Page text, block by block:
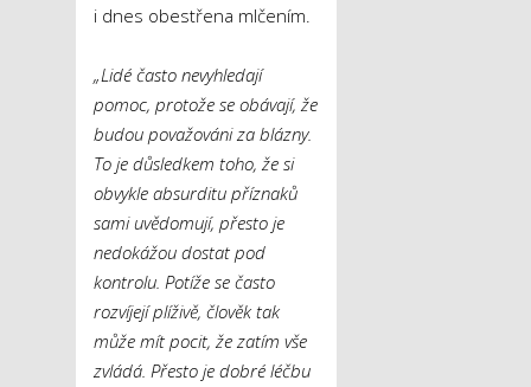
i dnes obestřena mlčením.
„Lidé často nevyhledají
pomoc, protože se obávají, že
budou považováni za blázny.
To je důsledkem toho, že si
obvykle absurditu příznaků
sami uvědomují, přesto je
nedokážou dostat pod
kontrolu. Potíže se často
rozvíjejí plíživě, člověk tak
může mít pocit, že zatím vše
zvládá. Přesto je dobré léčbu